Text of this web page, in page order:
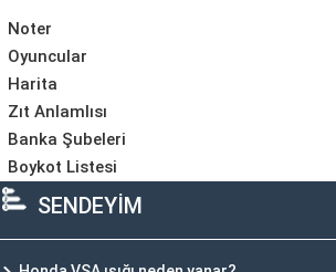
Noter
Oyuncular
Harita
Zıt Anlamlısı
Banka Şubeleri
Boykot Listesi
SENDEYİM